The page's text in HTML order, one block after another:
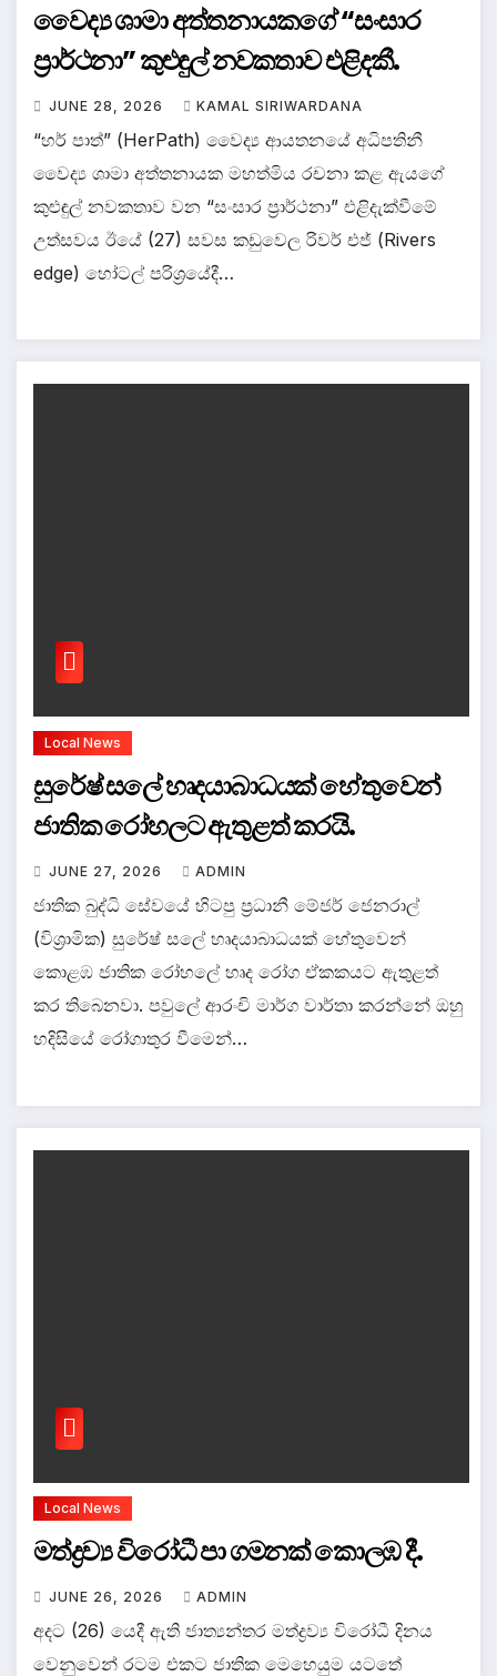
වෛද්‍ය ශාමා අත්තනායකගේ “සංසාර
ප්‍රාර්ථනා” කුළුඳුල් නවකතාව එළිදකී.
JUNE 28, 2026 KAMAL SIRIWARDANA
“හර් පාත්” (HerPath) වෛද්‍ය ආයතනයේ අධිපතිනී
වෛද්‍ය ශාමා අත්තනායක මහත්මිය රචනා කළ ඇයගේ
කුළුඳුල් නවකතාව වන “සංසාර ප්‍රාර්ථනා” එළිදැක්වීමේ
උත්සවය ඊයේ (27) සවස කඩුවෙල රිවර් එජ් (Rivers
edge) හෝටල් පරිශ්‍රයේදී…
Local News
සුරේෂ් සලේ හෘදයාබාධයක් හේතුවෙන්
ජාතික රෝහලට ඇතුළත් කරයි.
JUNE 27, 2026 ADMIN
ජාතික බුද්ධි සේවයේ හිටපු ප්‍රධානී මේජර් ජෙනරාල්
(විශ්‍රාමික) සුරේෂ් සලේ හෘදයාබාධයක් හේතුවෙන්
කොළඹ ජාතික රෝහලේ හෘද රෝග ඒකකයට ඇතුළත්
කර තිබෙනවා. පවුලේ ආරංචි මාර්ග වාර්තා කරන්නේ ඔහු
හදිසියේ රෝගාතුර වීමෙන්…
Local News
මත්ද්‍රව්‍ය විරෝධී පා ගමනක් කොලඹ දී.
JUNE 26, 2026 ADMIN
අදට (26) යෙදී ඇති ජාත්‍යන්තර මත්ද්‍රව්‍ය විරෝධී දිනය
වෙනුවෙන් රටම එකට ජාතික මෙහෙයුම යටතේ